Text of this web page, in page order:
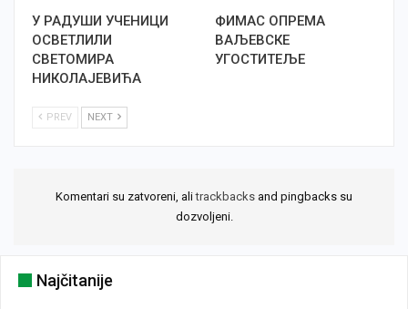
У РАДУШИ УЧЕНИЦИ
ОСВЕТЛИЛИ
СВЕТОМИРА
НИКОЛАЈЕВИЋА
ФИМАС ОПРЕМА
ВАЉЕВСКЕ
УГОСТИТЕЉЕ
PREV NEXT
Komentari su zatvoreni, alitrackbacks and pingbacks su
dozvoljeni.
Najčitanije